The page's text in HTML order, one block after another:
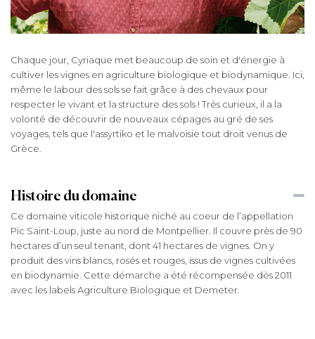
Chaque jour, Cyriaque met beaucoup de soin et d'énergie à
cultiver les vignes en agriculture biologique et biodynamique. Ici,
même le labour des sols se fait grâce à des chevaux pour
respecter le vivant et la structure des sols ! Très curieux, il a la
volonté de découvrir de nouveaux cépages au gré de ses
voyages, tels que l'assyrtiko et le malvoisie tout droit venus de
Grèce.
Histoire du domaine
Ce domaine viticole historique niché au coeur de l’appellation
Pic Saint-Loup, juste au nord de Montpellier. Il couvre près de 90
hectares d’un seul tenant, dont 41 hectares de vignes. On y
produit des vins blancs, rosés et rouges, issus de vignes cultivées
en biodynamie. Cette démarche a été récompensée dès 2011
avec les labels Agriculture Biologique et Demeter.